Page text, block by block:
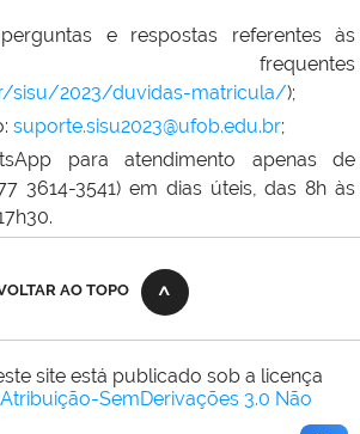
e respostas referentes às
frequentes
sisu/2023/duvidas-matricula/);
suporte.sisu2023@ufob.edu.br;
para atendimento apenas de
3614-3541) em dias úteis, das 8h às
AO TOPO
site está publicado sob a licença
SemDerivações 3.0 Não